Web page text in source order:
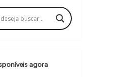
agora